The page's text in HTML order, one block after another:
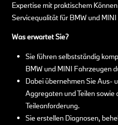
Expertise mit praktischem
Servicequalität für BMW und
Was erwartet Sie?
Sie führen selbstständig
BMW und MINI Fahrzeugen
Dabei übernehmen Sie Aus-
Aggregaten und Teilen sowie
Teileanforderung.
Sie erstellen Diagnosen,